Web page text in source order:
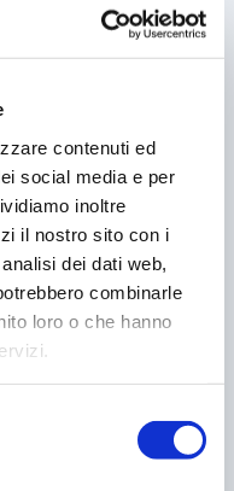
contenuti ed
social media e per
inoltre
il nostro sito con i
dei dati web,
combinarle
loro o che hanno